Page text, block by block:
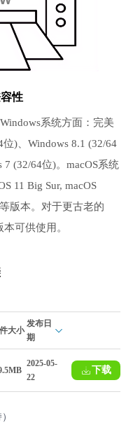
性
系统方面：完美
)、Windows 8.1 (32/64
(32/64位)。macOS系统
11 Big Sur, macOS
版本。对于更古老的
可供使用。
大小
发布日
期
2025-05-
22
下载